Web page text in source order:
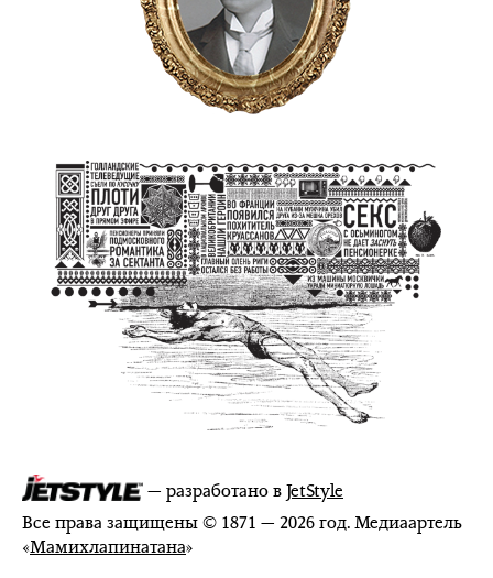
— разработано вJetStyle
Все права защищены © 1871 — 2026 год. Медиаартель
«Мамихлапинатана»